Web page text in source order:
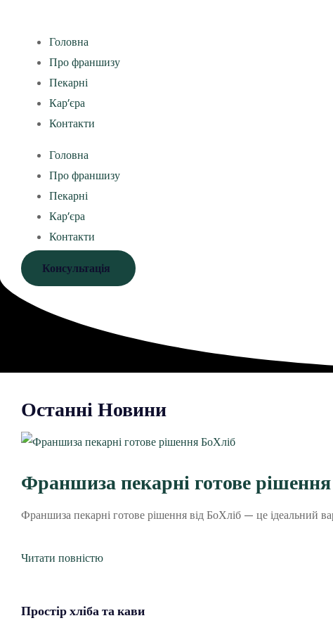
Головна
Про франшизу
Пекарні
Кар’єра
Контакти
Головна
Про франшизу
Пекарні
Кар’єра
Контакти
Консультація
Останні Новини
Франшиза пекарні готове
Франшиза пекарні готове рішення від БоХліб — це ідеальний
Читати повністю
Простірхлібата кави